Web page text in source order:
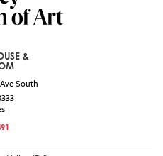
&
South